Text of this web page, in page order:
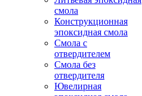
смола
Конструкционная
эпоксидная смола
Смола с
отвердителем
Смола без
отвердителя
Ювелирная